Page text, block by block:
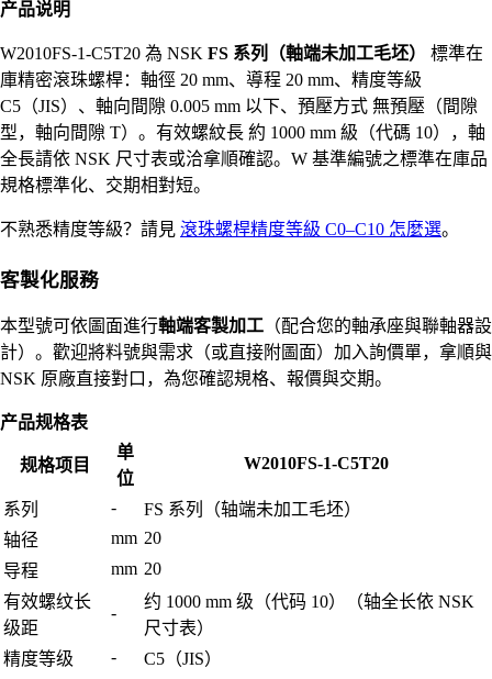
产品说明
W2010FS-1-C5T20 為 NSK FS 系列（軸端未加工毛坯）
標準在
庫精密滾珠螺桿：軸徑 20 mm、導程 20 mm、精度等級
C5（JIS）、軸向間隙 0.005 mm 以下、預壓方式 無預壓（間隙
型，軸向間隙 T）。有效螺紋長 約 1000 mm 級（代碼 10），軸
全長請依 NSK 尺寸表或洽拿順確認。W 基準編號之標準在庫品
規格標準化、交期相對短。
不熟悉精度等級？請見 滾珠螺桿精度等級 C0–C10 怎麼選。
客製化服務
本型號可依圖面進行軸端客製加工 （配合您的軸承座與聯軸器設
計）。歡迎將料號與需求（或直接附圖面）加入詢價單，拿順與
NSK 原廠直接對口，為您確認規格、報價與交期。
产品规格表
规格项目
单
位
W2010FS-1-C5T20
系列 -
FS 系列（轴端未加工毛坯）
轴径
mm 20
导程
mm 20
有效螺纹长
级距
-
约 1000 mm 级（代码 10）（轴全长依 NSK
尺寸表）
精度等级
-
C5（JIS）